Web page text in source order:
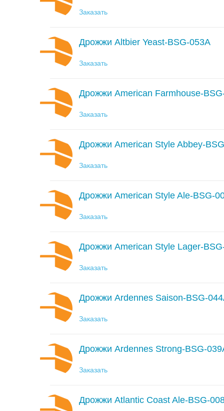
Заказать
Дрожжи Altbier Yeast-BSG-053A
Заказать
Дрожжи American Farmhouse-
Заказать
Дрожжи American Style Abbey-
Заказать
Дрожжи American Style Ale-BSG-
Заказать
Дрожжи American Style Lager-
Заказать
Дрожжи Ardennes Saison-BSG-
Заказать
Дрожжи Ardennes Strong-BSG-
Заказать
Дрожжи Atlantic Coast Ale-BSG-